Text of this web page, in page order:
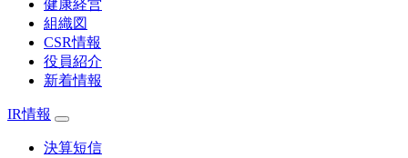
健康経営
組織図
CSR情報
役員紹介
新着情報
IR情報
決算短信